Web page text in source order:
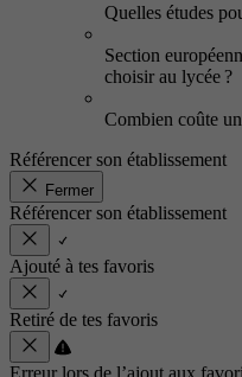
Quelles études
Section
choisir au lycée ?
Combien coûte
Référencer son établissement
Fermer
Référencer son établissement
Ajouté à tes favoris
Retiré de tes favoris
Erreur lors de l’ajout aux